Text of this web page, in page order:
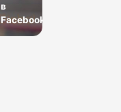
в
Facebook